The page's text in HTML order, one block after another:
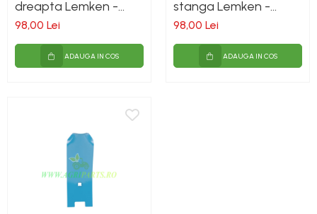
dreapta Lemken -
3374420
98,00 Lei
ADAUGA IN COS
stanga Lemken -
3374419
98,00 Lei
ADAUGA IN COS